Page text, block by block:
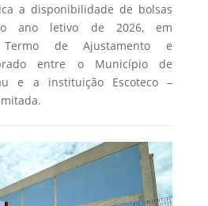
a disponibilidade de bolsas
ano letivo de 2026, em
de Ajustamento e
entre o Município de
e a instituição Escoteco –